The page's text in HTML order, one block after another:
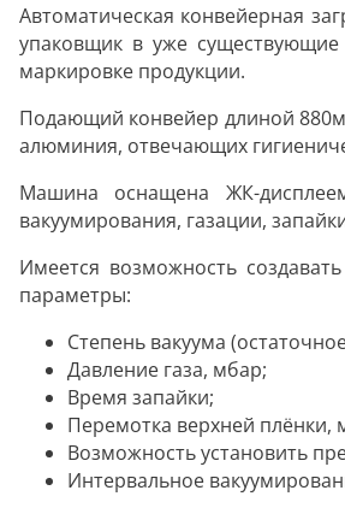
Автоматическая конвейерная
упаковщик в уже
маркировке продукции.
Подающий конвейер длиной
алюминия, отвечающих
Машина оснащена ЖК-
вакуумирования, газации,
Имеется возможность
параметры:
Степень вакуума
Давление газа, мбар;
Время запайки;
Перемотка верхней плёнки,
Возможность установить
Интервальное